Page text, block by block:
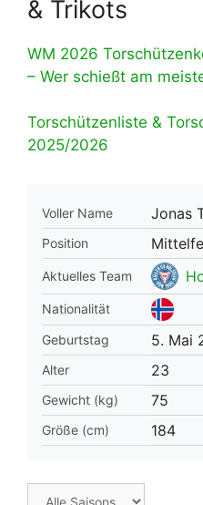
& Trikots
WM 2026
– Wer schießt am
Torschützenliste &
2025/2026
Voller Name Jonas
Position
Aktuelles Team
Nationalität
Geburtstag
5. Mai
Alter 23
Gewicht (kg) 75
Größe (cm) 184